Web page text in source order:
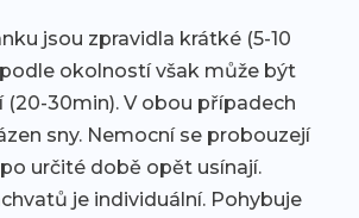
jsou zpravidla krátké (5-10
okolností však může být
(20-30min). V obou případech
sny. Nemocní se probouzejí
určité době opět usínají.
je individuální. Pohybuje